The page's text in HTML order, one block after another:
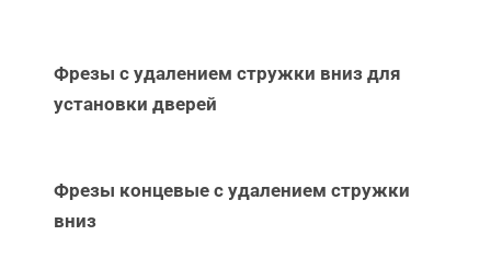
Фрезы с удалением стружки вниз для
установки дверей
Фрезы концевые с удалением стружки
вниз